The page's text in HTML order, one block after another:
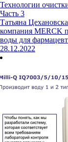
Технологии
Часть 3
Татьяна
компания MERCK
воды для
28.12.2022